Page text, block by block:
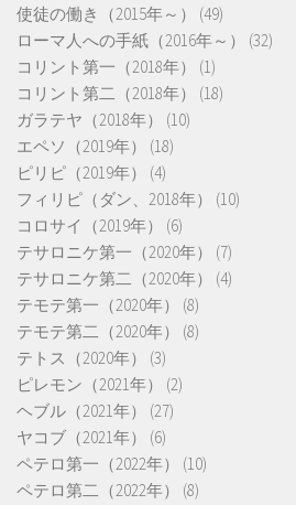
使徒の働き（2015年～）
(49)
ローマ人への手紙（2016年～）
(32)
コリント第一（2018年）
(1)
コリント第二（2018年）
(18)
ガラテヤ（2018年）
(10)
エペソ（2019年）
(18)
ピリピ（2019年）
(4)
フィリピ（ダン、2018年）
(10)
コロサイ（2019年）
(6)
テサロニケ第一（2020年）
(7)
テサロニケ第二（2020年）
(4)
テモテ第一（2020年）
(8)
テモテ第二（2020年）
(8)
テトス（2020年）
(3)
ピレモン（2021年）
(2)
ヘブル（2021年）
(27)
ヤコブ（2021年）
(6)
ペテロ第一（2022年）
(10)
ペテロ第二（2022年）
(8)